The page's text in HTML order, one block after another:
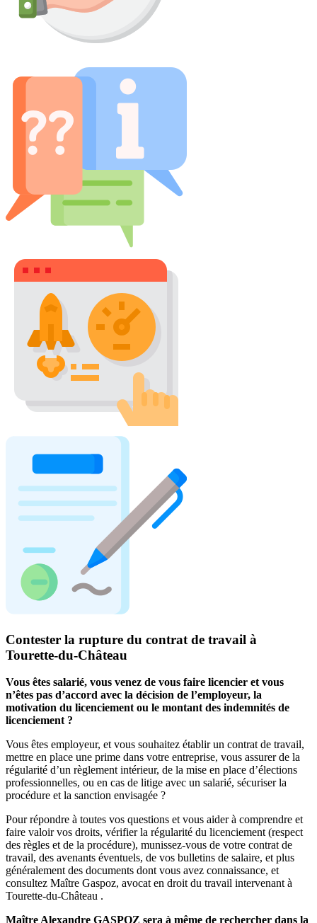
Contester la rupture du contrat de travail à
Tourette-du-Château
Vous êtes salarié, vous venez de vous faire licencier et vous
n’êtes pas d’accord avec la décision de l’employeur, la
motivation du licenciement ou le montant des indemnités de
licenciement ?
Vous êtes employeur, et vous souhaitez établir un contrat de travail,
mettre en place une prime dans votre entreprise, vous assurer de la
régularité d’un règlement intérieur, de la mise en place d’élections
professionnelles, ou en cas de litige avec un salarié, sécuriser la
procédure et la sanction envisagée ?
Pour répondre à toutes vos questions et vous aider à comprendre et
faire valoir vos droits, vérifier la régularité du licenciement (respect
des règles et de la procédure), munissez-vous de votre contrat de
travail, des avenants éventuels, de vos bulletins de salaire, et plus
généralement des documents dont vous avez connaissance, et
consultez Maître Gaspoz, avocat en droit du travail intervenant à
Tourette-du-Château .
Maître Alexandre GASPOZ sera à même de rechercher dans la